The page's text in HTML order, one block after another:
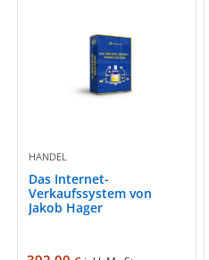
HANDEL
Das Internet-
Verkaufssystem von
Jakob Hager